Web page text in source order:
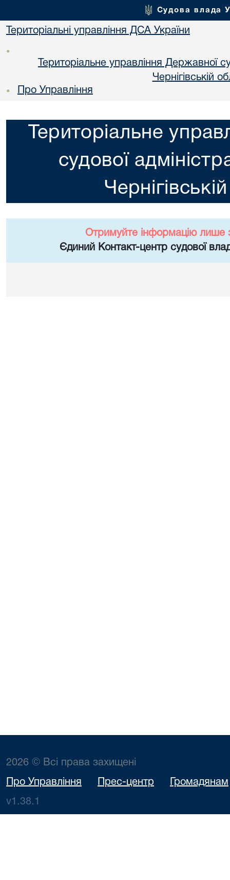
Судова влада
Територіальні управління ДСА України
•
Територіальне управління Державної
Чернiгiвській
• Про Управління
Територіальне
судової
Отримуйте інформацію лише
Єдиний Контакт-центр судової
2026 © Всі права захищені
Про Управління Прес-центр Громадянам
v1.38.1